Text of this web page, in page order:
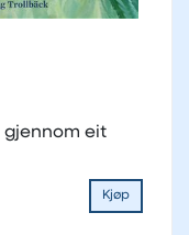
gjennom eit
Kjøp